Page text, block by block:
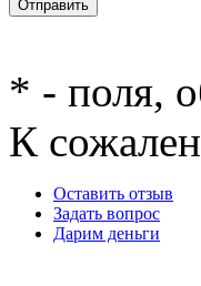
* - поля,
К
Оставить отзыв
Задать вопрос
Дарим деньги